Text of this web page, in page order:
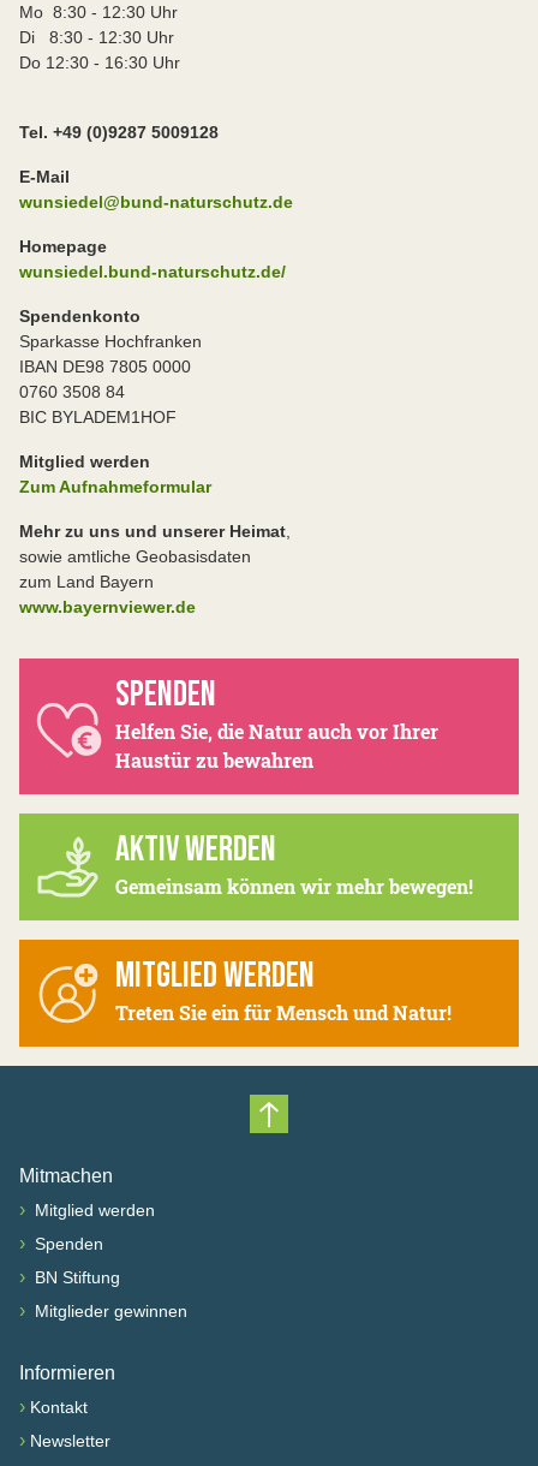
Mo 8:30 - 12:30 Uhr
Di 8:30 - 12:30 Uhr
Do 12:30 - 16:30 Uhr
Tel. +49 (0)9287 5009128
E-Mail
wunsiedel@bund-naturschutz.de
Homepage
wunsiedel.bund-naturschutz.de/
Spendenkonto
Sparkasse Hochfranken
IBAN DE98 7805 0000
0760 3508 84
BIC BYLADEM1HOF
Mitglied werden
Zum Aufnahmeformular
Mehr zu uns und unserer Heimat,
sowie amtliche Geobasisdaten
zum Land Bayern
www.bayernviewer.de
SPENDEN
Helfen Sie, die Natur auch vor Ihrer
Haustür zu bewahren
AKTIV WERDEN
Gemeinsam können wir mehr bewegen!
MITGLIED WERDEN
Treten Sie ein für Mensch und Natur!
Nach oben scrollen
Mitmachen
› Mitglied werden
› Spenden
› BN Stiftung
› Mitglieder gewinnen
Informieren
› Kontakt
› Newsletter